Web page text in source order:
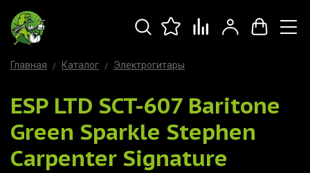
Главная Каталог Электрогитары
ESP LTD SCT-607 Baritone
Green Sparkle Stephen
Carpenter Signature